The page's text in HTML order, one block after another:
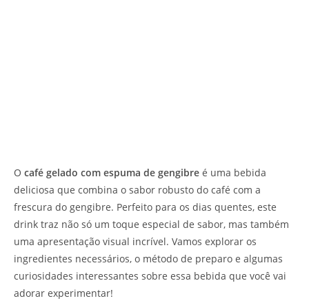
O café gelado com espuma de gengibre é uma bebida
deliciosa que combina o sabor robusto do café com a
frescura do gengibre. Perfeito para os dias quentes, este
drink traz não só um toque especial de sabor, mas também
uma apresentação visual incrível. Vamos explorar os
ingredientes necessários, o método de preparo e algumas
curiosidades interessantes sobre essa bebida que você vai
adorar experimentar!